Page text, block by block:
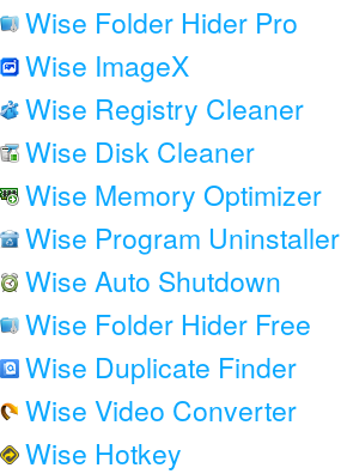
Wise Folder Hider Pro
Wise ImageX
Wise Registry Cleaner
Wise Disk Cleaner
Wise Memory Optimizer
Wise Program Uninstaller
Wise Auto Shutdown
Wise Folder Hider Free
Wise Duplicate Finder
Wise Video Converter
Wise Hotkey